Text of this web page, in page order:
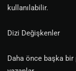
kullanılabilir.
Dizi Değişkenler
Daha önce başka